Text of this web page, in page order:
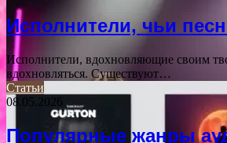
Исполнители, чьи
Исполнители, вдохновляющие своим
вдохновляться. Существуют…
Статьи
08.05.2026
Популярные жанры